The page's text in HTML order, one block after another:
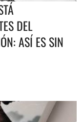
DEL
ASÍ ES SIN